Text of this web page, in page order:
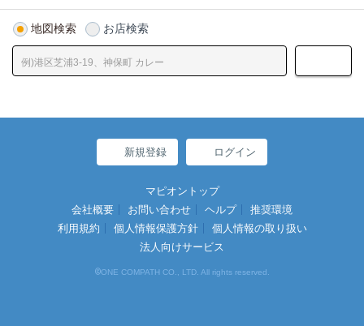
地図検索 お店検索
新規登録 ログイン
マピオントップ
会社概要
お問い合わせ ヘルプ
推奨環境
利用規約
個人情報保護方針
個人情報の取り扱い
法人向けサービス
©ONE COMPATH CO., LTD. All rights reserved.